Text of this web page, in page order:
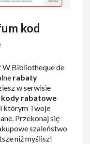
kod
W Bibliotheque de
rabaty
w serwisie
kody rabatowe
którym Twoje
Przekonaj się
szaleństwo
niż myślisz!